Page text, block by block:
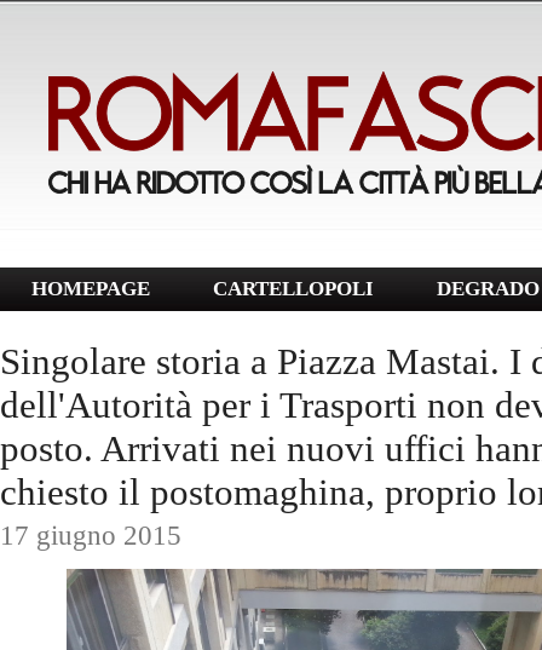
HOMEPAGE CARTELLOPOLI
Singolare storia a Piazza Mastai. I
dell'Autorità per i Trasporti non
posto. Arrivati nei nuovi uffici
chiesto il postomaghina, proprio
17 giugno 2015